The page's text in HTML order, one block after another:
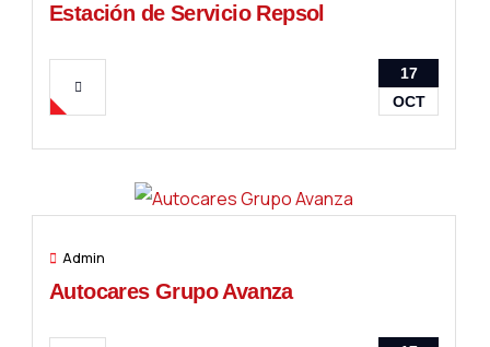
Estación de Servicio Repsol
17
OCT
Admin
Autocares Grupo Avanza